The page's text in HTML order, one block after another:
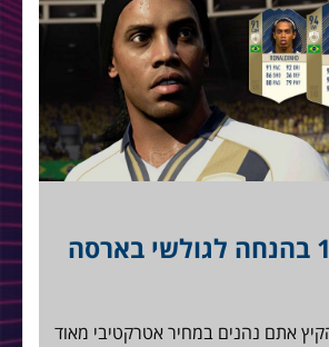
פיפא ופרו 18 בהנחה לגולשי בארסה
אתם נהנים במחיר אטרקטיבי מאוד